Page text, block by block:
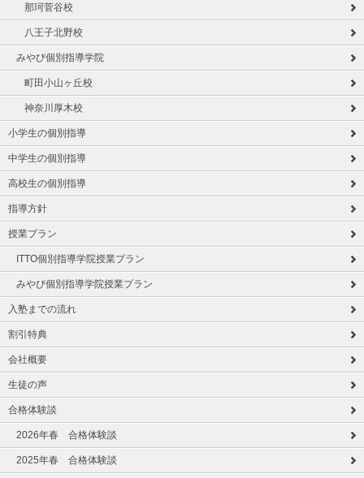
那珂菅谷校
八王子北野校
みやび個別指導学院
町田小山ヶ丘校
神奈川厚木校
小学生の個別指導
中学生の個別指導
高校生の個別指導
指導方針
授業プラン
ITTO個別指導学院授業プラン
みやび個別指導学院授業プラン
入塾までの流れ
割引特典
会社概要
生徒の声
合格体験談
2026年春 合格体験談
2025年春 合格体験談